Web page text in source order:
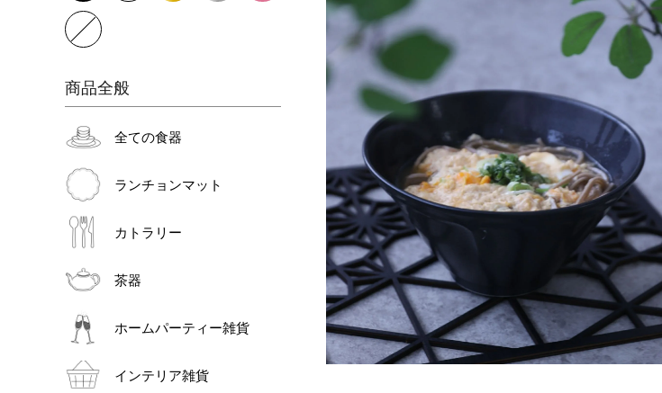
商品全般
全ての食器
ランチョンマット
カトラリー
茶器
ホームパーティー雑貨
インテリア雑貨